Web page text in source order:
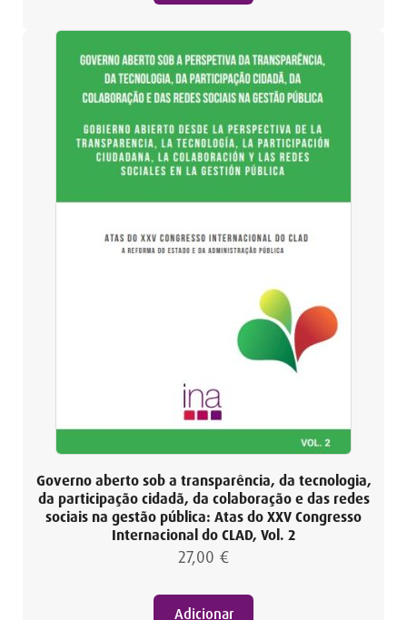
Governo aberto sob a transparência, da tecnologia,
da participação cidadã, da colaboração e das redes
sociais na gestão pública: Atas do XXV Congresso
Internacional do CLAD, Vol. 2
27,00 €
Adicionar